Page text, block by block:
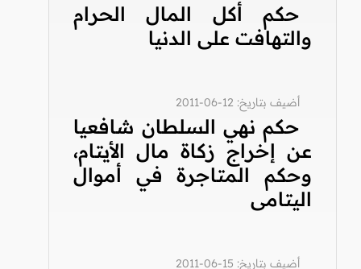
حكم أكل المال الحرام
والتهافت على الدنيا
أضيف بتاريخ: 12-06-2011
حكم نهي السلطان شافعيا
عن إخراج زكاة مال الأيتام،
وحكم المتاجرة في أموال
اليتامى
أضيف بتاريخ: 15-06-2011